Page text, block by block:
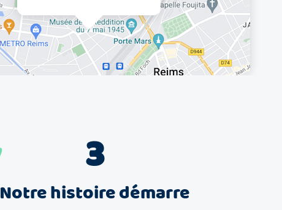
3
Notre histoire démarre